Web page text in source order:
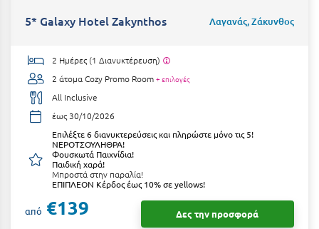
Καστοριά
Κέα - Τζιά
Κερατέα
Κέρκυρα
Κεφαλονιά
Κοκκώνι Κορινθίας
5* Galaxy Hotel Zakynthos Λαγανάς, Ζάκυνθος
2 Ημέρες (1 Διανυκτέρευση)
2 άτομα Cozy Promo Room + επιλογές
All Inclusive
έως 30/10/2026
Επιλέξτε 6 διανυκτερεύσεις και πληρώστε μόνο τις 5!
ΝΕΡΟΤΣΟΥΛΗΘΡΑ!
Φουσκωτά Παιχνίδια!
Παιδική χαρά!
Μπροστά στην παραλία!
ΕΠΙΠΛΕΟΝ Κέρδος έως 10% σε yellows!
από €139 Δες την προσφορά